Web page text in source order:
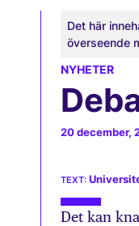
Det här
överseende
NYHETER
20 december,
Det kan